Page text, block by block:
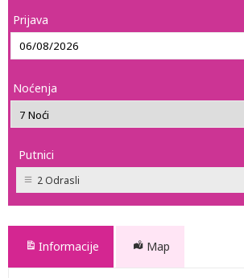
Prijava
Noćenja
Putnici
2 Odrasli
Informacije Map